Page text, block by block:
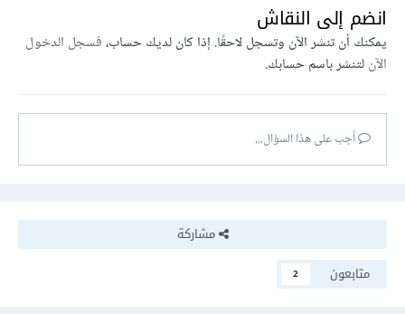
انضم إلى النقاش
يمكنك أن تنشر الآن وتسجل لاحقًا. إذا كان لديك حساب،فسجل الدخول
الآنلتنشر باسم حسابك.
أجب على هذا السؤال...
مشاركة
متابعون
2